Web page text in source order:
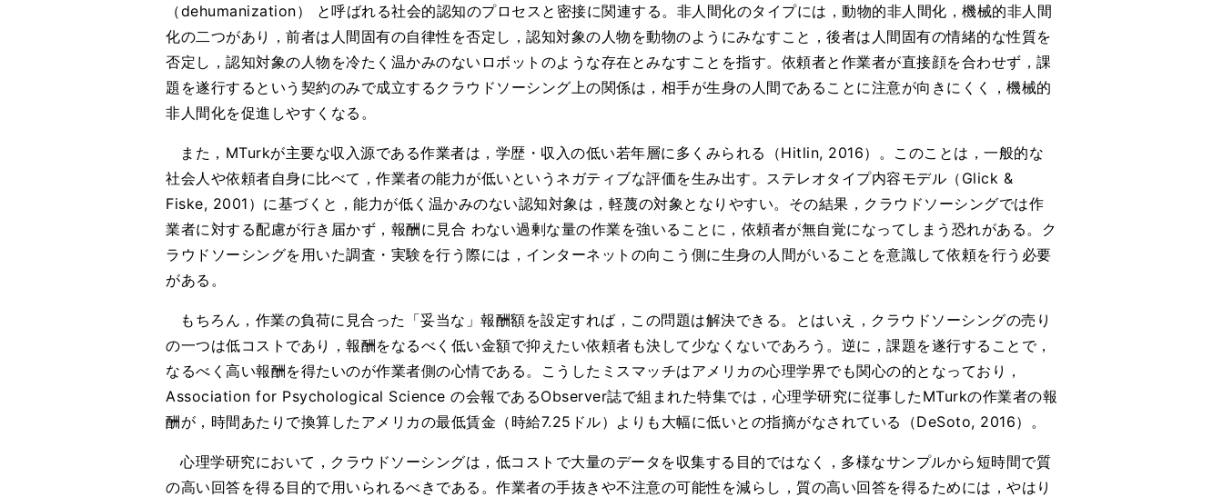
（dehumanization） と呼ばれる社会的認知のプロセスと密接に関連する。非人間化のタイプには，動物的非人間化，機械的非人間
化の二つがあり，前者は人間固有の自律性を否定し，認知対象の人物を動物のようにみなすこと，後者は人間固有の情緒的な性質を
否定し，認知対象の人物を冷たく温かみのないロボットのような存在とみなすことを指す。依頼者と作業者が直接顔を合わせず，課
題を遂行するという契約のみで成立するクラウドソーシング上の関係は，相手が生身の人間であることに注意が向きにくく，機械的
非人間化を促進しやすくなる。
また，MTurkが主要な収入源である作業者は，学歴・収入の低い若年層に多くみられる（Hitlin, 2016）。このことは，一般的な
社会人や依頼者自身に比べて，作業者の能力が低いというネガティブな評価を生み出す。ステレオタイプ内容モデル（Glick &
Fiske, 2001）に基づくと，能力が低く温かみのない認知対象は，軽蔑の対象となりやすい。その結果，クラウドソーシングでは作
業者に対する配慮が行き届かず，報酬に見合 わない過剰な量の作業を強いることに，依頼者が無自覚になってしまう恐れがある。ク
ラウドソーシングを用いた調査・実験を行う際には，インターネットの向こう側に生身の人間がいることを意識して依頼を行う必要
がある。
もちろん，作業の負荷に見合った「妥当な」報酬額を設定すれば，この問題は解決できる。とはいえ，クラウドソーシングの売り
の一つは低コストであり，報酬をなるべく低い金額で抑えたい依頼者も決して少なくないであろう。逆に，課題を遂行することで，
なるべく高い報酬を得たいのが作業者側の心情である。こうしたミスマッチはアメリカの心理学界でも関心の的となっており，
Association for Psychological Science の会報であるObserver誌で組まれた特集では，心理学研究に従事したMTurkの作業者の報
酬が，時間あたりで換算したアメリカの最低賃金（時給7.25ドル）よりも大幅に低いとの指摘がなされている（DeSoto, 2016）。
心理学研究において，クラウドソーシングは，低コストで大量のデータを収集する目的ではなく，多様なサンプルから短時間で質
の高い回答を得る目的で用いられるべきである。作業者の手抜きや不注意の可能性を減らし，質の高い回答を得るためには，やはり